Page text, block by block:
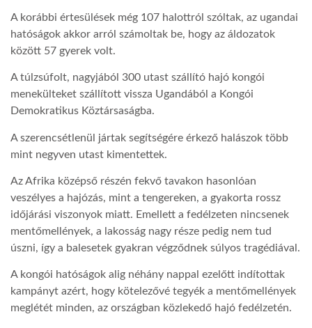
AFRIKA TUDÁSTÁR
LINKTR.EE
GLOBOZSARU
DOBRAVERO.HU
LATIMO.HU
GLOBOBOOK
A korábbi értesülések még 107 halottról szóltak, az ugandai
hatóságok akkor arról számoltak be, hogy az áldozatok
között 57 gyerek volt.
A túlzsúfolt, nagyjából 300 utast szállító hajó kongói
menekülteket szállított vissza Ugandából a Kongói
Demokratikus Köztársaságba.
A szerencsétlenül jártak segítségére érkező halászok több
mint negyven utast kimentettek.
Az Afrika középső részén fekvő tavakon hasonlóan
veszélyes a hajózás, mint a tengereken, a gyakorta rossz
időjárási viszonyok miatt. Emellett a fedélzeten nincsenek
mentőmellények, a lakosság nagy része pedig nem tud
úszni, így a balesetek gyakran végződnek súlyos tragédiával.
A kongói hatóságok alig néhány nappal ezelőtt indítottak
kampányt azért, hogy kötelezővé tegyék a mentőmellények
meglétét minden, az országban közlekedő hajó fedélzetén.